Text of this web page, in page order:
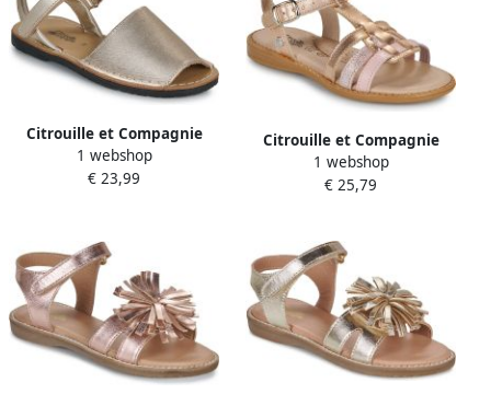
Citrouille et Compagnie
Platte sandalen PAILETTE
1 webshop
€ 23,99
Citrouille et Compagnie
Platte sandalen ROLUI
1 webshop
€ 25,79